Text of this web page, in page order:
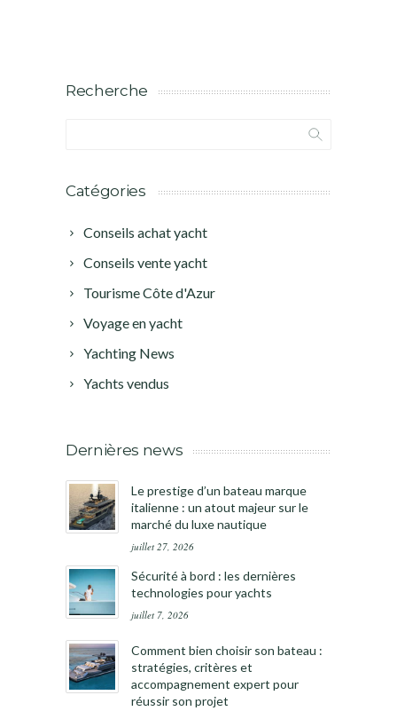
Recherche
Catégories
Conseils achat yacht
Conseils vente yacht
Tourisme Côte d'Azur
Voyage en yacht
Yachting News
Yachts vendus
Dernières news
Le prestige d’un bateau marque
italienne : un atout majeur sur le
marché du luxe nautique
juillet 27, 2026
Sécurité à bord : les dernières
technologies pour yachts
juillet 7, 2026
Comment bien choisir son bateau :
stratégies, critères et
accompagnement expert pour
réussir son projet